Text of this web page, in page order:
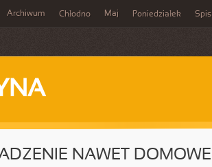
Archiwum Chłodno Maj Poniedziałek Spis
NAWET